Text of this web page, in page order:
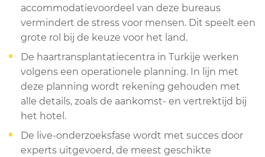
accommodatievoordeel van deze bureaus
vermindert de stress voor mensen. Dit speelt een
grote rol bij de keuze voor het land.
De haartransplantatiecentra in Turkije werken
volgens een operationele planning. In lijn met
deze planning wordt rekening gehouden met
alle details, zoals de aankomst- en vertrektijd bij
het hotel.
De live-onderzoeksfase wordt met succes door
experts uitgevoerd, de meest geschikte